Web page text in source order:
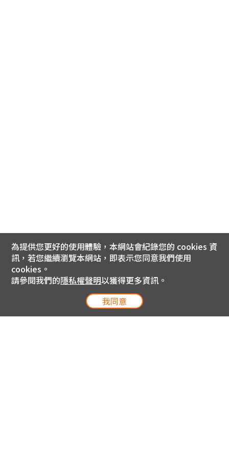
為提供您更好的使用體驗，本網站會紀錄您的 cookies 資
訊，若您繼續瀏覽本網站，即表示您同意我們使用
cookies。
請參閱我們的隱私權聲明以獲得更多資訊。
我同意